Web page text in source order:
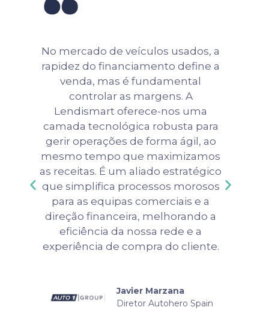
No mercado de veículos usados, a
rapidez do financiamento define a
venda, mas é fundamental
controlar as margens. A
Lendismart oferece-nos uma
camada tecnológica robusta para
gerir operações de forma ágil, ao
mesmo tempo que maximizamos
as receitas. É um aliado estratégico
que simplifica processos morosos
para as equipas comerciais e a
direção financeira, melhorando a
eficiência da nossa rede e a
experiência de compra do cliente.
Javier Marzana
Diretor Autohero Spain